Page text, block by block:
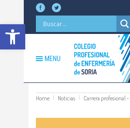
Abrir barra de herramientas
MENU
Home Noticias Carrera